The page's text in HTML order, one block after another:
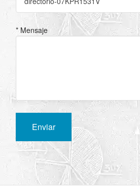
* Mensaje
Enviar